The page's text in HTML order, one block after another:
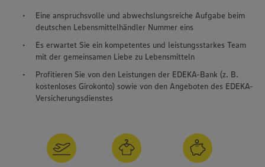
Eine anspruchsvolle und abwechslungsreiche Aufgabe beim
deutschen Lebensmittelhändler Nummer eins
Es erwartet Sie ein kompetentes und leistungsstarkes Team
mit der gemeinsamen Liebe zu Lebensmitteln
Profitieren Sie von den Leistungen der EDEKA-Bank (z. B.
kostenloses Girokonto) sowie von den Angeboten des EDEKA-
Versicherungsdienstes